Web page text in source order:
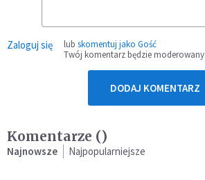
Zaloguj się lub skomentuj jako Gość
Twój komentarz będzie moderowany
DODAJ KOMENTARZ
Komentarze ()
Najnowsze Najpopularniejsze